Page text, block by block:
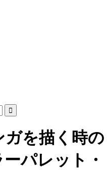
を描く時の
パレット・